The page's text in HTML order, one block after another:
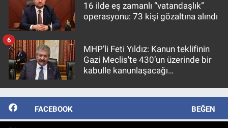
16 ilde eş zamanlı “vatandaşlık”
operasyonu: 73 kişi gözaltına alındı
MHP’li Feti Yıldız: Kanun teklifinin
Gazi Meclis'te 430’un üzerinde bir
kabulle kanunlaşacağı
6
FACEBOOK BEĞEN